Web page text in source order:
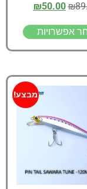
₪
₪50.00
אפשרויות
מבצע!